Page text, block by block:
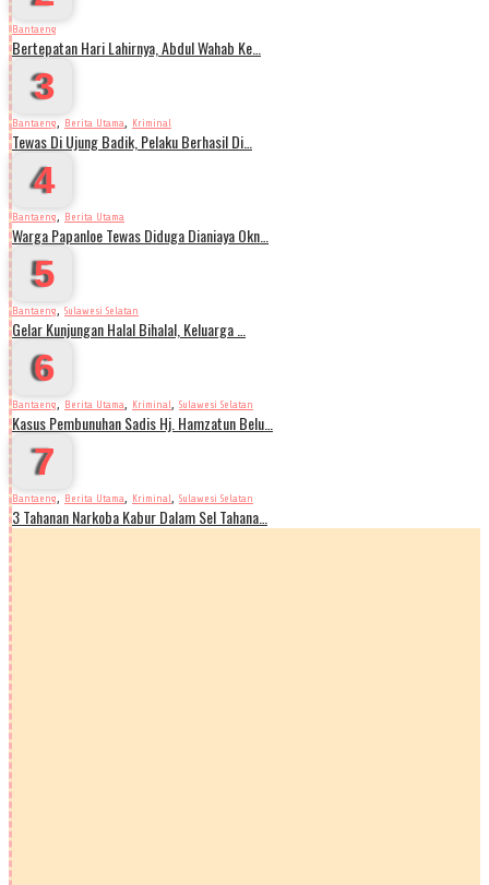
Bantaeng
Bertepatan Hari Lahirnya, Abdul Wahab Ke…
3
Bantaeng, Berita Utama, Kriminal
Tewas Di Ujung Badik, Pelaku Berhasil Di…
4
Bantaeng, Berita Utama
Warga Papanloe Tewas Diduga Dianiaya Okn…
5
Bantaeng, Sulawesi Selatan
Gelar Kunjungan Halal Bihalal, Keluarga …
6
Bantaeng, Berita Utama, Kriminal, Sulawesi Selatan
Kasus Pembunuhan Sadis Hj. Hamzatun Belu…
7
Bantaeng, Berita Utama, Kriminal, Sulawesi Selatan
3 Tahanan Narkoba Kabur Dalam Sel Tahana…